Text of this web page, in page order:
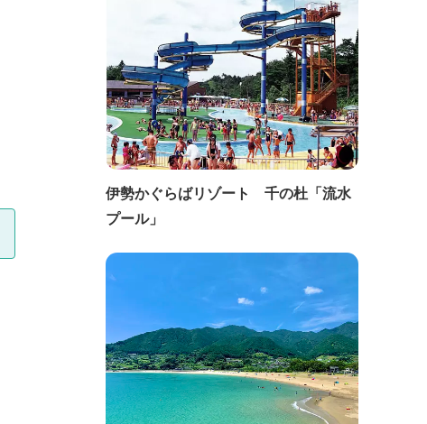
伊勢かぐらばリゾート 千の杜「流水
プール」